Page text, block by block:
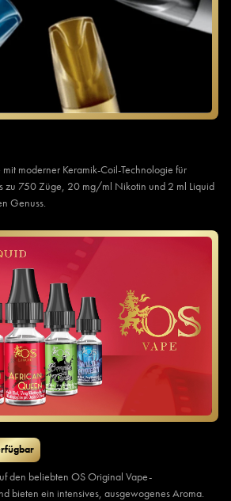
moderner Keramik-Coil-Technologie für
zu 750 Züge, 20 mg/ml Nikotin und 2 ml Liquid
Genuss.
den beliebten OS Original Vape-
bieten ein intensives, ausgewogenes Aroma.